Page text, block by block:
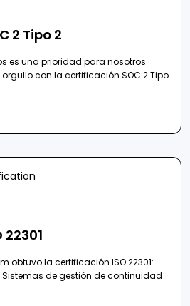
2 Tipo 2
es una prioridad para nosotros.
con la certificación SOC 2 Tipo
obtuvo la certificación ISO 22301:
de gestión de continuidad